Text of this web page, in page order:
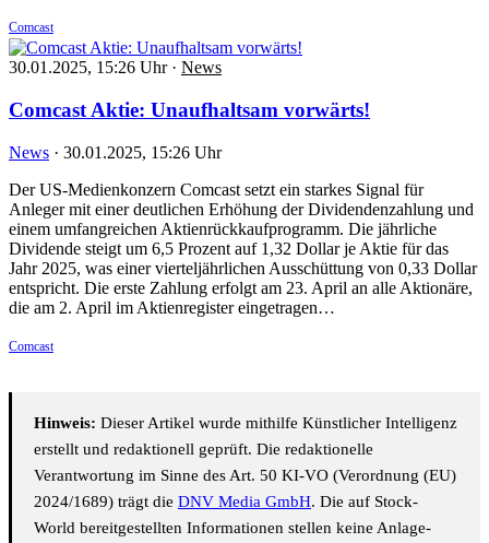
Comcast
30.01.2025, 15:26 Uhr · News
Comcast Aktie: Unaufhaltsam vorwärts!
News · 30.01.2025, 15:26 Uhr
Der US-Medienkonzern Comcast setzt ein starkes Signal für
Anleger mit einer deutlichen Erhöhung der Dividendenzahlung und
einem umfangreichen Aktienrückkaufprogramm. Die jährliche
Dividende steigt um 6,5 Prozent auf 1,32 Dollar je Aktie für das
Jahr 2025, was einer vierteljährlichen Ausschüttung von 0,33 Dollar
entspricht. Die erste Zahlung erfolgt am 23. April an alle Aktionäre,
die am 2. April im Aktienregister eingetragen…
Comcast
Hinweis: Dieser Artikel wurde mithilfe Künstlicher Intelligenz
erstellt und redaktionell geprüft. Die redaktionelle
Verantwortung im Sinne des Art. 50 KI-VO (Verordnung (EU)
2024/1689) trägt die DNV Media GmbH. Die auf Stock-
World bereitgestellten Informationen stellen keine Anlage-